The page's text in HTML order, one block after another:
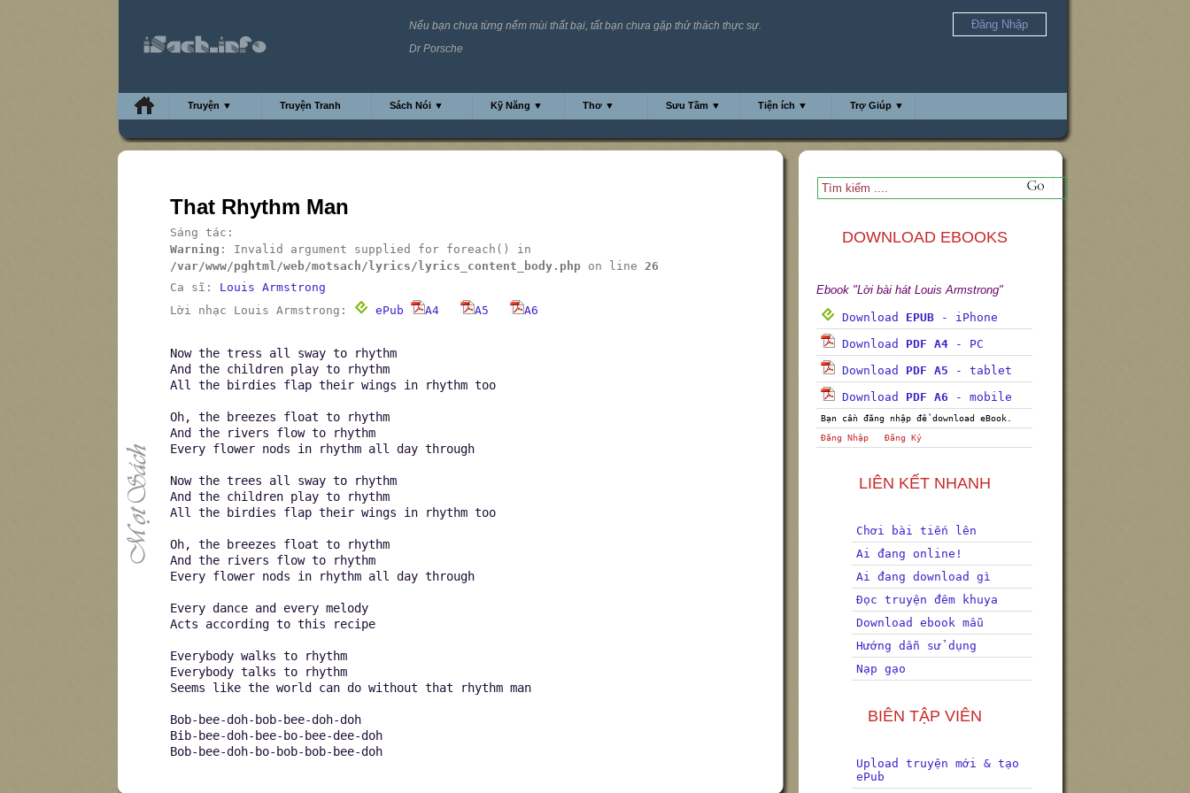
Nếu bạn chưa từng nếm mùi thất bại, tất bạn chưa gặp thử thách thực sự.
Dr Porsche
Đăng Nhập
Truyện ▼ Truyện Tranh Sách Nói ▼ Kỹ Năng ▼ Thơ ▼ Sưu Tầm ▼ Tiện ích ▼ Trợ Giúp ▼
DOWNLOAD EBOOKS
Ebook "Lời bài hát Louis Armstrong"
Download EPUB - iPhone
Download PDF A4 - PC
Download PDF A5 - tablet
Download PDF A6 - mobile
Bạn cần đăng nhập để download eBook.
Đăng Nhập
Đăng Ký
LIÊN KẾT NHANH
Chơi bài tiến lên
Ai đang online!
Ai đang download gì
Đọc truyện đêm khuya
Download ebook mẫu
Hướng dẫn sử dụng
Nạp gạo
BIÊN TẬP VIÊN
Upload truyện mới & tạo
ePub
That Rhythm Man
Sáng tác:
Warning : Invalid argument supplied for foreach() in
/var/www/pghtml/web/motsach/lyrics/lyrics_content_body.php on line 26
Ca sĩ: Louis Armstrong
Lời nhạc Louis Armstrong:
ePub A4 A5 A6
Now the tress all sway to rhythm
And the children play to rhythm
All the birdies flap their wings in rhythm too
Oh, the breezes float to rhythm
And the rivers flow to rhythm
Every flower nods in rhythm all day through
Now the trees all sway to rhythm
And the children play to rhythm
All the birdies flap their wings in rhythm too
Oh, the breezes float to rhythm
And the rivers flow to rhythm
Every flower nods in rhythm all day through
Every dance and every melody
Acts according to this recipe
Everybody walks to rhythm
Everybody talks to rhythm
Seems like the world can do without that rhythm man
Bob-bee-doh-bob-bee-doh-doh
Bib-bee-doh-bee-bo-bee-dee-doh
Bob-bee-doh-bo-bob-bob-bee-doh